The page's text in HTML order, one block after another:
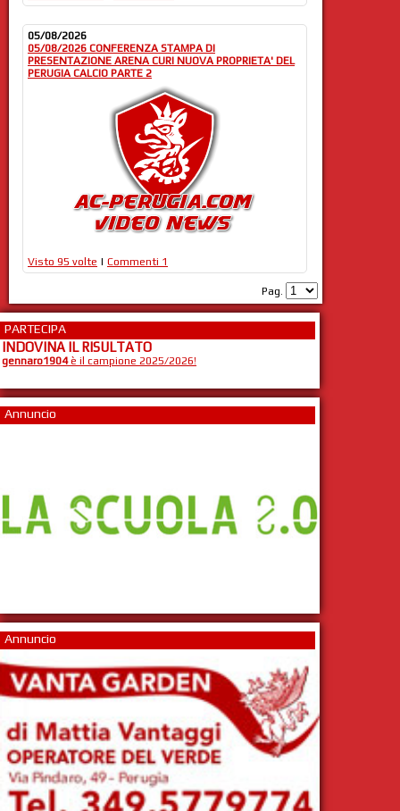
05/08/2026
05/08/2026 CONFERENZA STAMPA DI
PRESENTAZIONE ARENA CURI NUOVA PROPRIETA' DEL
PERUGIA CALCIO PARTE 2
Visto 95 volte | Commenti 1
Pag.
PARTECIPA
INDOVINA IL RISULTATO
gennaro1904è il campione 2025/2026!
Annuncio
Annuncio